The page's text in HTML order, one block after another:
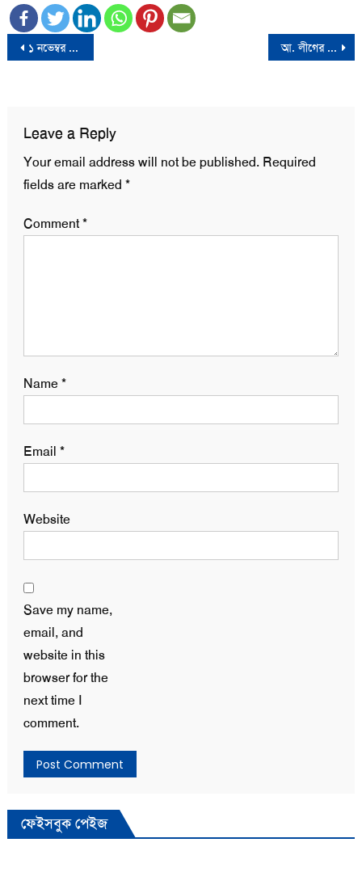
Post
১ নভেম্বর থেকে পলিথিন ব্যাগের বিরুদ্ধে সারাদেশে অভিযান:পরিবেশ উপদেষ্টা আ. লীগের প্রেসিডিয়াম সদস্য কাজী জাফর উল্যাহ গ্রেফতার
Leave a Reply
Your email address will not be published. Required
fields are marked *
Comment*
Name*
Email *
Website
Save my name,
email, and
website in this
browser for the
next time I
comment.
ফেইসবুক পেইজ